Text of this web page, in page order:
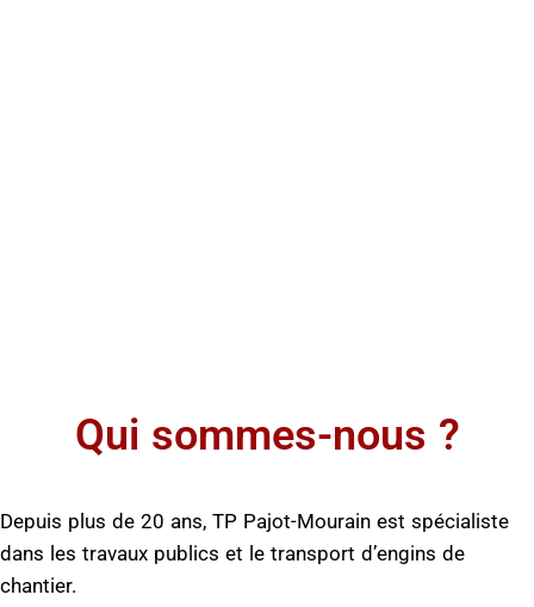
Qui sommes-nous ?
Depuis plus de 20 ans, TP Pajot-Mourain est spécialiste
dans les travaux publics et le transport d’engins de
chantier.